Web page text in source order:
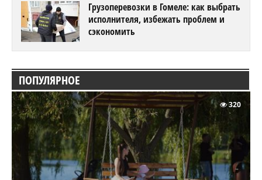
Грузоперевозки в Гомеле: как выбрать
исполнителя, избежать проблем и
сэкономить
ПОПУЛЯРНОЕ
320